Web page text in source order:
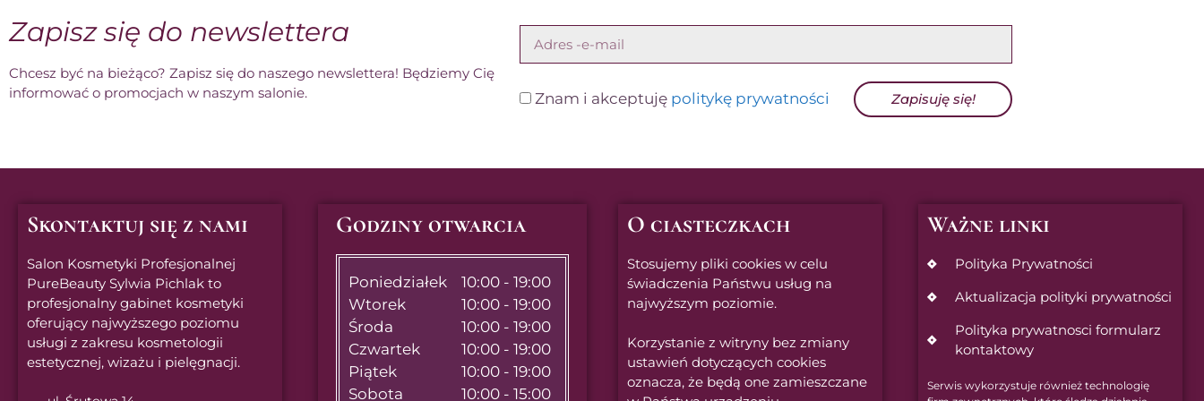
Zapisz się do newslettera
Chcesz być na bieżąco? Zapisz się do naszego newslettera! Będziemy Cię
informować o promocjach w naszym salonie.
Znam i akceptuję politykę prywatności Zapisuję się!
Skontaktuj się z nami
Salon Kosmetyki Profesjonalnej
PureBeauty Sylwia Pichlak to
profesjonalny gabinet kosmetyki
oferujący najwyższego poziomu
usługi z zakresu kosmetologii
estetycznej, wizażu i pielęgnacji.
Godziny otwarcia
Poniedziałek
Wtorek
Środa
Czwartek
Piątek
Sobota
10:00 - 19:00
10:00 - 19:00
10:00 - 19:00
10:00 - 19:00
10:00 - 19:00
10:00 - 15:00
O ciasteczkach
Stosujemy pliki cookies w celu
świadczenia Państwu usług na
najwyższym poziomie.
Korzystanie z witryny bez zmiany
ustawień dotyczących cookies
oznacza, że będą one zamieszczane
Ważne linki
Polityka Prywatności
Aktualizacja polityki prywatności
Polityka prywatnosci formularz
kontaktowy
Serwis wykorzystuje również technologię